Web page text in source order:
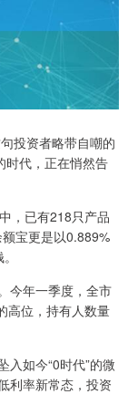
投资者略带自嘲的
时代，正在悄然告
，已有218只产品
宝更是以0.889%
今年一季度，全市
高位，持有人数量
入如今“0时代”的微
利率新常态，投资